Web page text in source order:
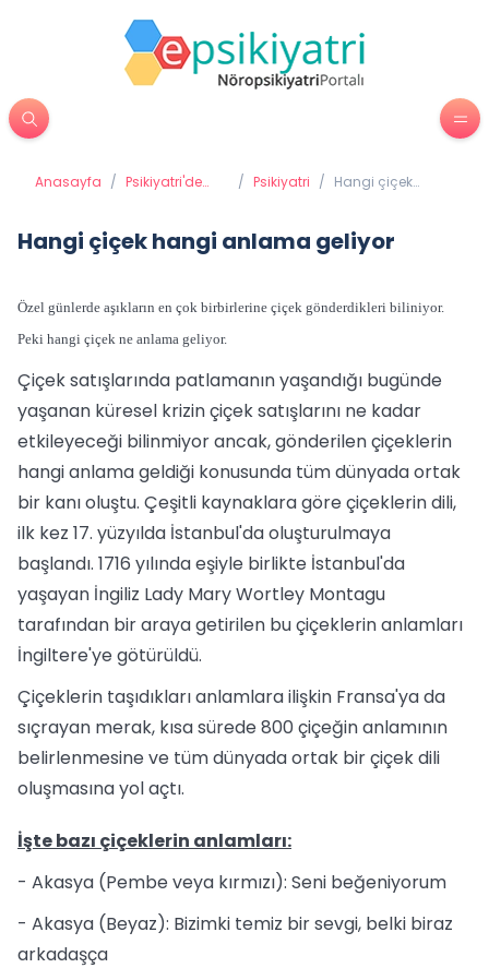
Anasayfa / Psikiyatri'de
/ Psikiyatri / Hangi çiçek
Hangi çiçek hangi anlama geliyor
Özel günlerde aşıkların en çok birbirlerine çiçek gönderdikleri biliniyor.
Peki hangi çiçek ne anlama geliyor.
Çiçek satışlarında patlamanın yaşandığı bugünde
yaşanan küresel krizin çiçek satışlarını ne kadar
etkileyeceği bilinmiyor ancak, gönderilen çiçeklerin
hangi anlama geldiği konusunda tüm dünyada ortak
bir kanı oluştu. Çeşitli kaynaklara göre çiçeklerin dili,
ilk kez 17. yüzyılda İstanbul'da oluşturulmaya
başlandı. 1716 yılında eşiyle birlikte İstanbul'da
yaşayan İngiliz Lady Mary Wortley Montagu
tarafından bir araya getirilen bu çiçeklerin anlamları
İngiltere'ye götürüldü.
Çiçeklerin taşıdıkları anlamlara ilişkin Fransa'ya da
sıçrayan merak, kısa sürede 800 çiçeğin anlamının
belirlenmesine ve tüm dünyada ortak bir çiçek dili
oluşmasına yol açtı.
İşte bazı çiçeklerin anlamları:
- Akasya (Pembe veya kırmızı): Seni beğeniyorum
- Akasya (Beyaz): Bizimki temiz bir sevgi, belki biraz
arkadaşça